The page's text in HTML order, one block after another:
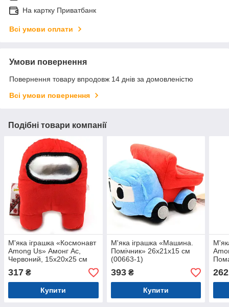
На картку Приватбанк
Всі умови оплати
Умови повернення
Повернення товару впродовж 14 днів за домовленістю
Всі умови повернення
Подібні товари компанії
М'яка іграшка «Космонавт
Among Us» Амонг Ас,
Червоний, 15х20х25 см
(00006-04)
317 ₴
Купити
М'яка іграшка «Машина.
Помічник» 26х21х15 см
(00663-1)
393₴
Купити
см
262